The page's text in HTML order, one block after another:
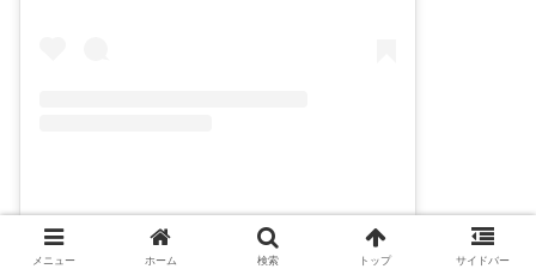
IFSC(@ifsclimbing)がシェアした投稿
メニュー ホーム 検索 トップ サイドバー